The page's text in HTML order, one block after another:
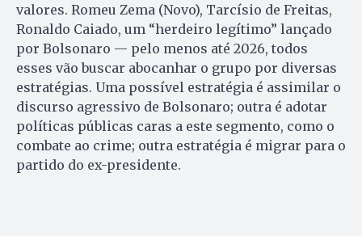
valores. Romeu Zema (Novo), Tarcísio de Freitas,
Ronaldo Caiado, um “herdeiro legítimo” lançado
por Bolsonaro — pelo menos até 2026, todos
esses vão buscar abocanhar o grupo por diversas
estratégias. Uma possível estratégia é assimilar o
discurso agressivo de Bolsonaro; outra é adotar
políticas públicas caras a este segmento, como o
combate ao crime; outra estratégia é migrar para o
partido do ex-presidente.